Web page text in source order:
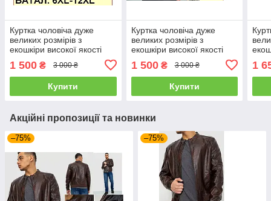
Куртка чоловіча дуже
великих розмірів з
екошкіри високої якості
1 500 ₴ 3 000 ₴
Купити
Куртка чоловіча дуже
великих розмірів з
екошкіри високої якості
1 500₴ 3 000 ₴
Купити
1
Акційні пропозиції та новинки
–75% –75%